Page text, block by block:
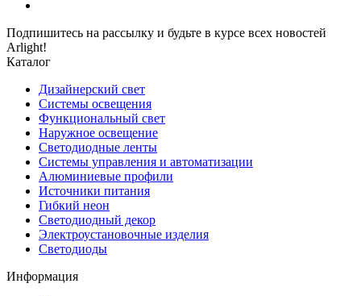
Подпишитесь на рассылку и будьте в курсе всех новостей
Arlight!
Каталог
Дизайнерский свет
Системы освещения
Функциональный свет
Наружное освещение
Светодиодные ленты
Системы управления и автоматизации
Алюминиевые профили
Источники питания
Гибкий неон
Светодиодный декор
Электроустановочные изделия
Светодиоды
Информация